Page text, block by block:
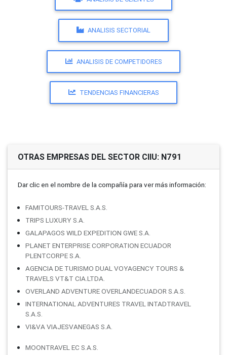
ANALISIS SECTORIAL
ANALISIS DE COMPETIDORES
TENDENCIAS FINANCIERAS
OTRAS EMPRESAS DEL SECTOR CIIU: N791
Dar clic en el nombre de la compañí­a para ver más información:
FAMITOURS-TRAVEL S.A.S.
TRIPS LUXURY S.A.
GALAPAGOS WILD EXPEDITION GWE S.A.
PLANET ENTERPRISE CORPORATION ECUADOR
PLENTCORPE S.A.
AGENCIA DE TURISMO DUAL VOYAGENCY TOURS &
TRAVELS VT&T CIA.LTDA.
OVERLAND ADVENTURE OVERLANDECUADOR S.A.S.
INTERNATIONAL ADVENTURES TRAVEL INTADTRAVEL
S.A.S.
VI&VA VIAJESVANEGAS S.A.
MOONTRAVEL EC S.A.S.